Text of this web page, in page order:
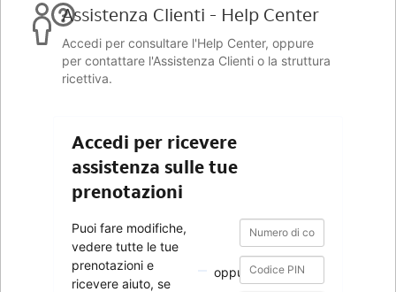
Assistenza Clienti - Help Center
Accedi per consultare l'Help Center, oppure
per contattare l'Assistenza Clienti o la struttura
ricettiva.
Accedi per ricevere
assistenza sulle tue
prenotazioni
Puoi fare modifiche,
vedere tutte le tue
prenotazioni e
ricevere aiuto, se
oppure
Numero
di
conferma
Numero
conferma